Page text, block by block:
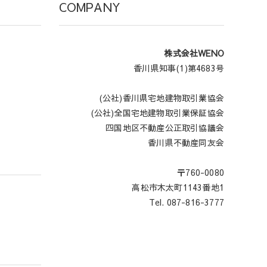
COMPANY
株式会社WENO
香川県知事(1)第4683号
(公社)香川県宅地建物取引業協会
(公社)全国宅地建物取引業保証協会
四国地区不動産公正取引協議会
香川県不動産同友会
〒760-0080
高松市木太町1143番地1
Tel. 087-816-3777